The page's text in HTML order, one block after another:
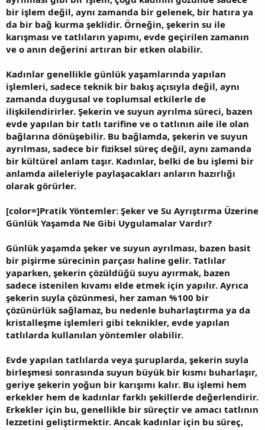
bir işlem değil, aynı zamanda bir gelenek, bir hatıra ya
da bir bağ kurma şeklidir. Örneğin, şekerin su ile
karışması ve tatlıların yapımı, evde geçirilen zamanın
ve o anın değerini artıran bir etken olabilir.
Kadınlar genellikle günlük yaşamlarında yapılan
işlemleri, sadece teknik bir bakış açısıyla değil, aynı
zamanda duygusal ve toplumsal etkilerle de
ilişkilendirirler. Şekerin ve suyun ayrılma süreci, bazen
evde yapılan bir tatlı tarifine ve o tatlının aile ile olan
bağlarına dönüşebilir. Bu bağlamda, şekerin ve suyun
ayrılması, sadece bir fiziksel süreç değil, aynı zamanda
bir kültürel anlam taşır. Kadınlar, belki de bu işlemi bir
anlamda aileleriyle paylaşacakları anların hazırlığı
olarak görürler.
[color=]Pratik Yöntemler: Şeker ve Su Ayrıştırma Üzerine
Günlük Yaşamda Ne Gibi Uygulamalar Vardır?
Günlük yaşamda şeker ve suyun ayrılması, bazen basit
bir pişirme sürecinin parçası haline gelir. Tatlılar
yaparken, şekerin çözüldüğü suyu ayırmak, bazen
sadece istenilen kıvamı elde etmek için yapılır. Ayrıca
şekerin suyla çözünmesi, her zaman %100 bir
çözünürlük sağlamaz, bu nedenle buharlaştırma ya da
kristalleşme işlemleri gibi teknikler, evde yapılan
tatlılarda kullanılan yöntemler olabilir.
Evde yapılan tatlılarda veya şuruplarda, şekerin suyla
birleşmesi sonrasında suyun büyük bir kısmı buharlaşır,
geriye şekerin yoğun bir karışımı kalır. Bu işlemi hem
erkekler hem de kadınlar farklı şekillerde değerlendirir.
Erkekler için bu, genellikle bir süreçtir ve amacı tatlının
lezzetini geliştirmektir. Ancak kadınlar için bu süreç,